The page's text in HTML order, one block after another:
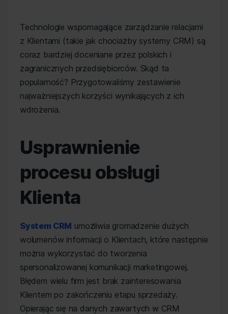
Technologie wspomagające zarządzanie relacjami
z Klientami (takie jak chociażby systemy CRM) są
coraz bardziej doceniane przez polskich i
zagranicznych przedsiębiorców. Skąd ta
popularność? Przygotowaliśmy zestawienie
najważniejszych korzyści wynikających z ich
wdrożenia.
Usprawnienie
procesu obsługi
Klienta
System CRM umożliwia gromadzenie dużych
wolumenów informacji o Klientach, które następnie
można wykorzystać do tworzenia
spersonalizowanej komunikacji marketingowej.
Błędem wielu firm jest brak zainteresowania
Klientem po zakończeniu etapu sprzedaży.
Opierając się na danych zawartych w CRM